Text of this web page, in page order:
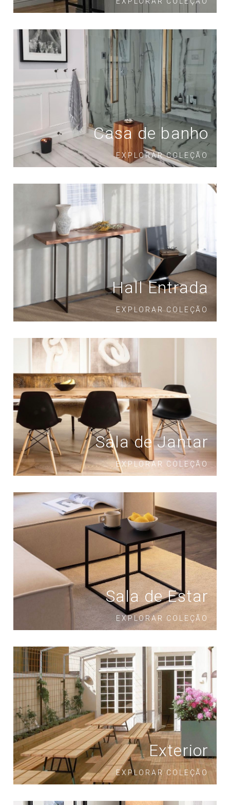
Casa de banho
EXPLORAR COLEÇÃO
Hall Entrada
EXPLORAR COLEÇÃO
Sala de Jantar
EXPLORAR COLEÇÃO
Sala de Estar
EXPLORAR COLEÇÃO
Exterior
EXPLORAR COLEÇÃO